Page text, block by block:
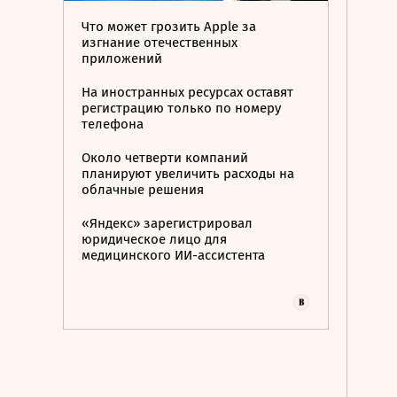
Что может грозить Apple за
изгнание отечественных
приложений
На иностранных ресурсах оставят
регистрацию только по номеру
телефона
Около четверти компаний
планируют увеличить расходы на
облачные решения
«Яндекс» зарегистрировал
юридическое лицо для
медицинского ИИ-ассистента